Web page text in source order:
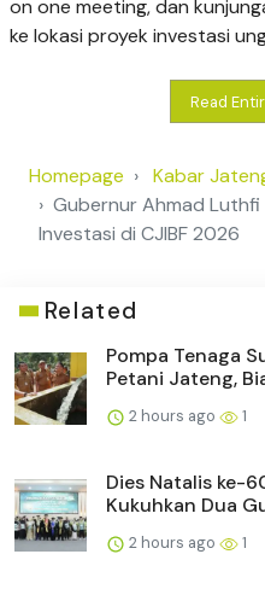
on one meeting, dan
ke lokasi proyek investasi
Read
Homepage
Kabar
Gubernur Ahmad Luthfi
Investasi di CJIBF 2026
Related
Pompa Tenaga
Petani Jateng,
2 hours ago 1
Dies Natalis ke-
Kukuhkan Dua
2 hours ago 1